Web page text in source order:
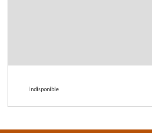
indisponible